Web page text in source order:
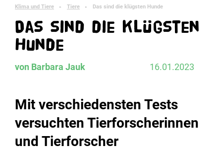
Klima und Tiere ► Tiere ► Das sind die klügsten Hunde
Das sind die klügsten
Hunde
von Barbara Jauk 16.01.2023
Mit verschiedensten Tests
versuchten Tierforscherinnen
und Tierforscher